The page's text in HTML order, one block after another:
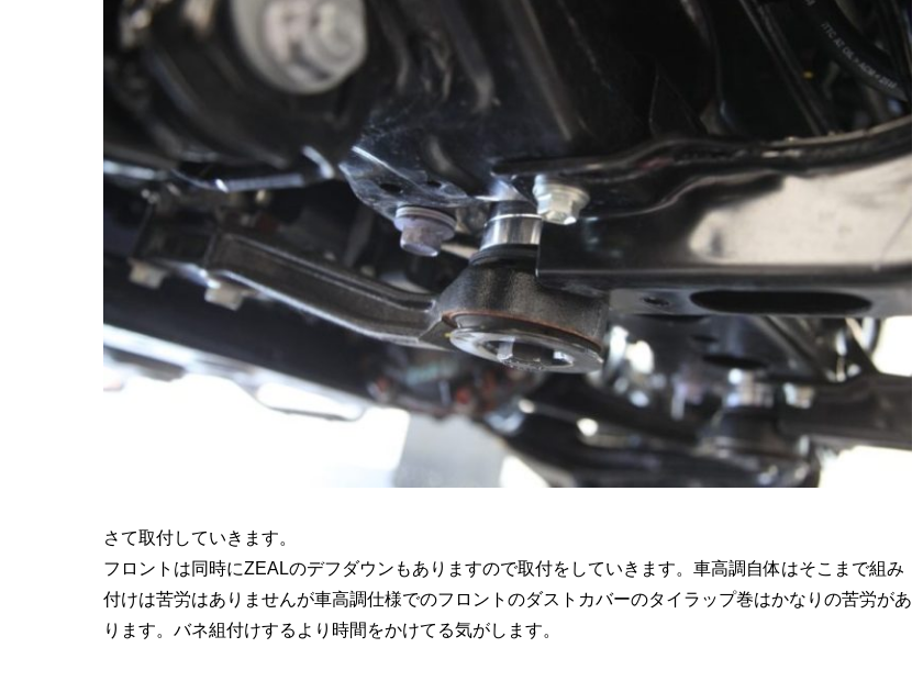
さて取付していきます。
フロントは同時にZEALのデフダウンもありますので取付をしていきます。車高調自体はそこまで組み
付けは苦労はありませんが車高調仕様でのフロントのダストカバーのタイラップ巻はかなりの苦労があ
ります。バネ組付けするより時間をかけてる気がします。